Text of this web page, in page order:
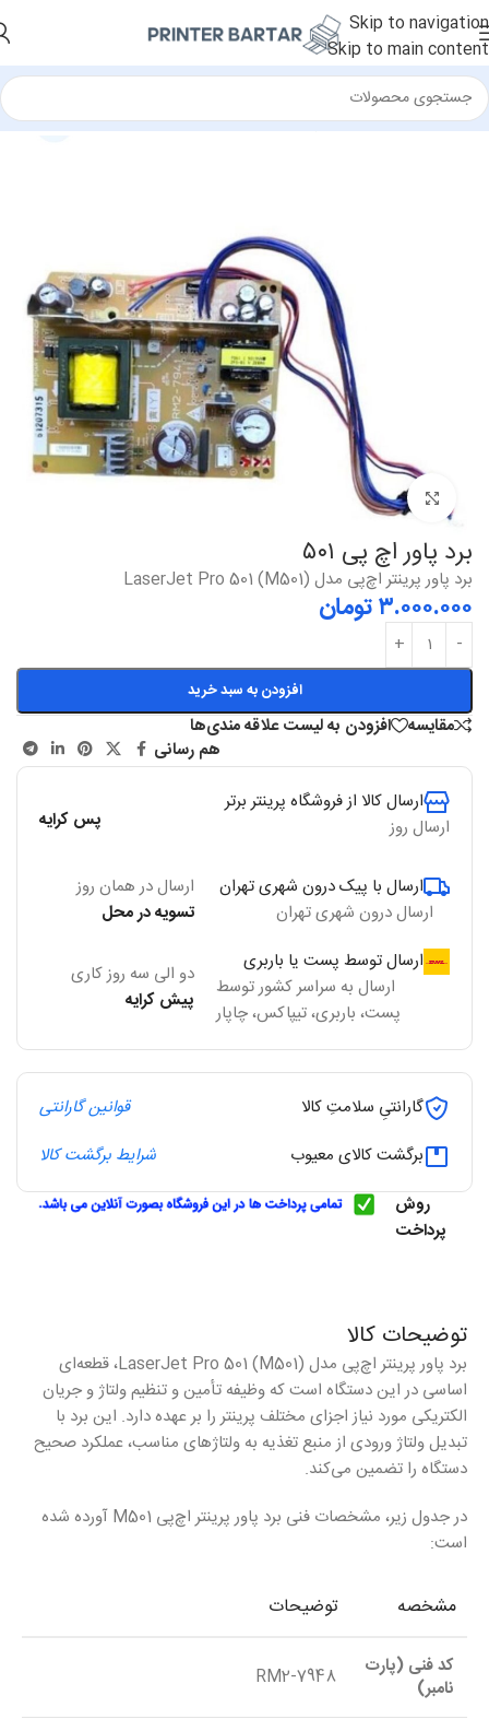
Skip to navigation
Skip to main content
خانه/قطعات جانبی/برد پاور
بزرگنمایی
برد پاور اچ پی ۵۰۱
برد پاور پرینتر اچ‌پی مدل LaserJet Pro 501 (M501)
۳.۰۰۰.۰۰۰تومان
افزودن به سبد خرید
مقایسه
افزودن به لیست علاقه مندی‌ها
هم رسانی
ارسال کالا از فروشگاه پرینتر برتر
ارسال روز
پس کرایه
ارسال با پیک درون شهری تهران
ارسال درون شهری تهران
ارسال در همان روز
تسویه در محل
ارسال توسط پست یا باربری
ارسال به سراسر کشور توسط
پست، باربری، تیپاکس، چاپار
دو الی سه روز کاری
پیش کرایه
گارانتیِ سلامتِ کالا
قوانین گارانتی
برگشت کالای معیوب
شرایط برگشت کالا
روش
پرداخت
توضیحات کالا
برد پاور پرینتر اچ‌پی مدل LaserJet Pro 501 (M501)، قطعه‌ای
اساسی در این دستگاه است که وظیفه تأمین و تنظیم ولتاژ و جریان
الکتریکی مورد نیاز اجزای مختلف پرینتر را بر عهده دارد. این برد با
تبدیل ولتاژ ورودی از منبع تغذیه به ولتاژهای مناسب، عملکرد صحیح
دستگاه را تضمین می‌کند.
در جدول زیر، مشخصات فنی برد پاور پرینتر اچ‌پی M501 آورده شده
است:
مشخصه توضیحات
کد فنی (پارت
نامبر)
RM2-7948